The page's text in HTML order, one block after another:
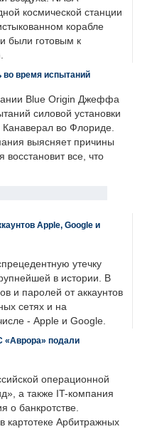
космической станции
корабле
были готовым к
во время испытаний
Blue Origin Джеффа
силовой установки
Канаверал во Флориде.
выясняет причины
все, что
Apple, Google и
утечку
в истории. В
и паролей от аккаунтов
сетях и на
- Apple и Google.
«Аврора» подали
операционной
а также IT-компания
о банкротстве.
картотеке Арбитражных